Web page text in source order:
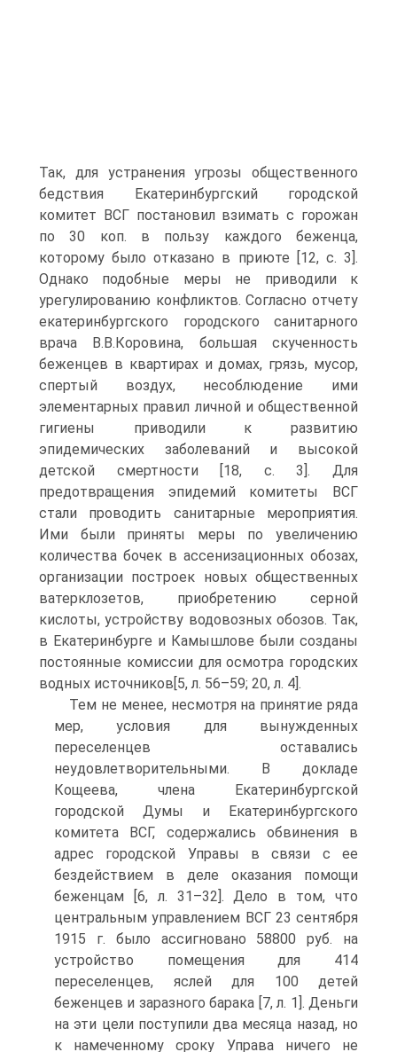
Так, для устранения угрозы общественного
бедствия Екатеринбургский городской
комитет ВСГ постановил взимать с горожан
по 30 коп. в пользу каждого беженца,
которому было отказано в приюте [12, c. 3].
Однако подобные меры не приводили к
урегулированию конфликтов. Согласно отчету
екатеринбургского городского санитарного
врача В.В.Коровина, большая скученность
беженцев в квартирах и домах, грязь, мусор,
спертый воздух, несоблюдение ими
элементарных правил личной и общественной
гигиены приводили к развитию
эпидемических заболеваний и высокой
детской смертности [18, c. 3]. Для
предотвращения эпидемий комитеты ВСГ
стали проводить санитарные мероприятия.
Ими были приняты меры по увеличению
количества бочек в ассенизационных обозах,
организации построек новых общественных
ватерклозетов, приобретению серной
кислоты, устройству водовозных обозов. Так,
в Екатеринбурге и Камышлове были созданы
постоянные комиссии для осмотра городских
водных источников[5, л. 56–59; 20, л. 4].
Тем не менее, несмотря на принятие ряда
мер, условия для вынужденных
переселенцев оставались
неудовлетворительными. В докладе
Кощеева, члена Екатеринбургской
городской Думы и Екатеринбургского
комитета ВСГ, содержались обвинения в
адрес городской Управы в связи с ее
бездействием в деле оказания помощи
беженцам [6, л. 31–32]. Дело в том, что
центральным управлением ВСГ 23 сентября
1915 г. было ассигновано 58800 руб. на
устройство помещения для 414
переселенцев, яслей для 100 детей
беженцев и заразного барака [7, л. 1]. Деньги
на эти цели поступили два месяца назад, но
к намеченному сроку Управа ничего не